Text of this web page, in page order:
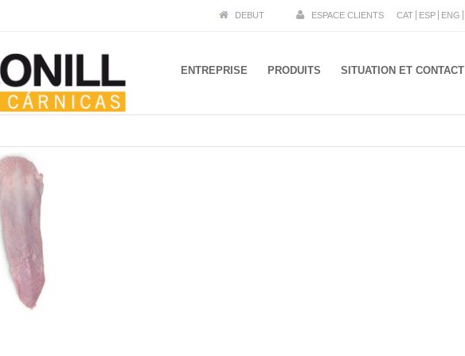
DEBUT ESPACE CLIENTS CAT ESP ENG
ENTREPRISE PRODUITS SITUATION ET CONTACT